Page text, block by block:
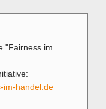
"Fairness im
im-handel.de